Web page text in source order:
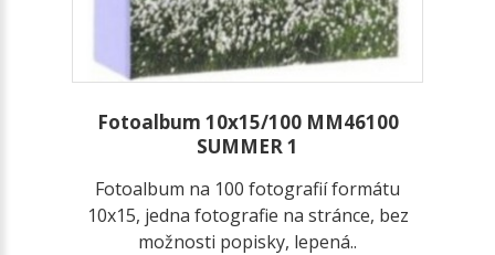
Fotoalbum 10x15/100 MM46100
SUMMER 1
Fotoalbum na 100 fotografií formátu
10x15, jedna fotografie na stránce, bez
možnosti popisky, lepená..